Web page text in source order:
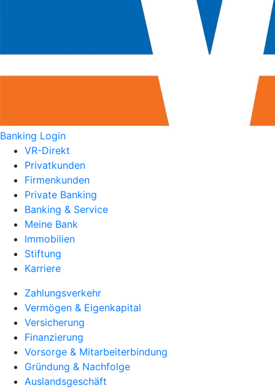
Banking Login
VR-Direkt
Privatkunden
Firmenkunden
Private Banking
Banking & Service
Meine Bank
Immobilien
Stiftung
Karriere
Zahlungsverkehr
Vermögen & Eigenkapital
Versicherung
Finanzierung
Vorsorge & Mitarbeiterbindung
Gründung & Nachfolge
Auslandsgeschäft